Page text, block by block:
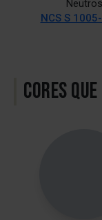
Neutros
NCS S
CORES